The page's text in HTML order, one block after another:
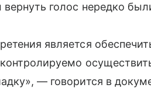
вернуть голос нередко
является
— говорится в